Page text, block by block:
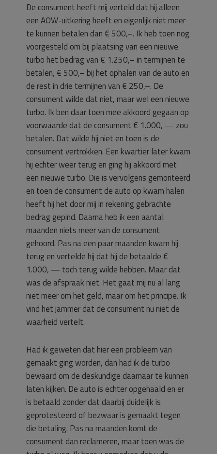
De consument heeft mij verteld dat hij alleen
een AOW-uitkering heeft en eigenlijk niet meer
te kunnen betalen dan € 500,–. Ik heb toen nog
voorgesteld om bij plaatsing van een nieuwe
turbo het bedrag van € 1.250,– in termijnen te
betalen, € 500,– bij het ophalen van de auto en
de rest in drie termijnen van € 250,–. De
consument wilde dat niet, maar wel een nieuwe
turbo. Ik ben daar toen mee akkoord gegaan op
voorwaarde dat de consument € 1.000, — zou
betalen. Dat wilde hij niet en toen is de
consument vertrokken. Een kwartier later kwam
hij echter weer terug en ging hij akkoord met
een nieuwe turbo. Die is vervolgens gemonteerd
en toen de consument de auto op kwam halen
heeft hij het door mij in rekening gebrachte
bedrag gepind. Daarna heb ik een aantal
maanden niets meer van de consument
gehoord. Pas na een paar maanden kwam hij
terug en vertelde hij dat hij de betaalde €
1.000, — toch terug wilde hebben. Maar dat
was de afspraak niet. Het gaat mij nu al lang
niet meer om het geld, maar om het principe. Ik
vind het jammer dat de consument nu niet de
waarheid vertelt.
Had ik geweten dat hier een probleem van
gemaakt ging worden, dan had ik de turbo
bewaard om de deskundige daarnaar te kunnen
laten kijken. De auto is echter opgehaald en er
is betaald zonder dat daarbij duidelijk is
geprotesteerd of bezwaar is gemaakt tegen
die betaling. Pas na maanden komt de
consument dan reclameren, maar toen was de